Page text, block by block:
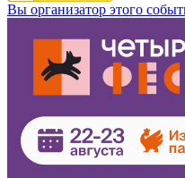
Вы организатор этого